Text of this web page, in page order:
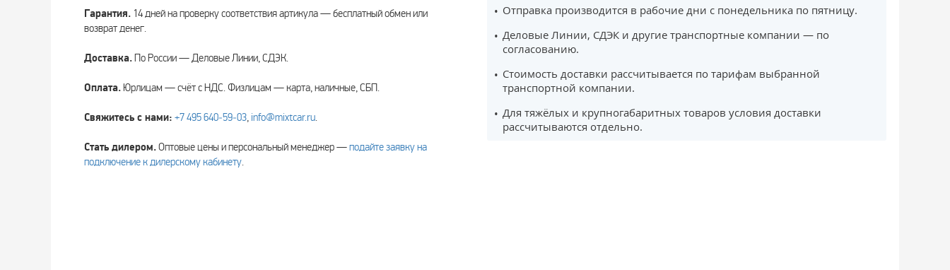
Гарантия. 14 дней на проверку соответствия артикула — бесплатный обмен или
возврат денег.
Доставка.По России — Деловые Линии, СДЭК.
Оплата. Юрлицам — счёт с НДС. Физлицам — карта, наличные, СБП.
Свяжитесь с нами: +7 495 640‑59‑03, info@mixtcar.ru.
Стать дилером.Оптовые цены и персональный менеджер —подайте заявку на
подключение к дилерскому кабинету.
Отправка производится в рабочие дни с понедельника по пятницу.
Деловые Линии, СДЭК и другие транспортные компании — по
согласованию.
Стоимость доставки рассчитывается по тарифам выбранной
транспортной компании.
Для тяжёлых и крупногабаритных товаров условия доставки
рассчитываются отдельно.